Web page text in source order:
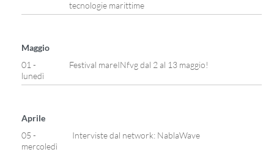
tecnologie marittime
Maggio
01 -
lunedì
Festival mareINfvg dal 2 al 13 maggio!
Aprile
05 -
mercoledì
Interviste dal network: NablaWave